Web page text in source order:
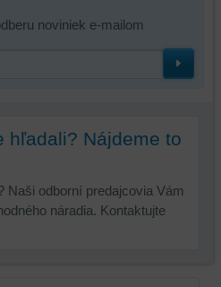
noviniek e-mailom
hľadali? Nájdeme to
Naši odborní predajcovia Vám
náradia. Kontaktujte